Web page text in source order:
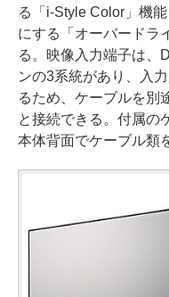
る「i-Style Color」機
にする「オーバードラ
る。映像入力端子は、
ンの3系統があり、入
るため、ケーブルを別
と接続できる。付属の
本体背面でケーブル類